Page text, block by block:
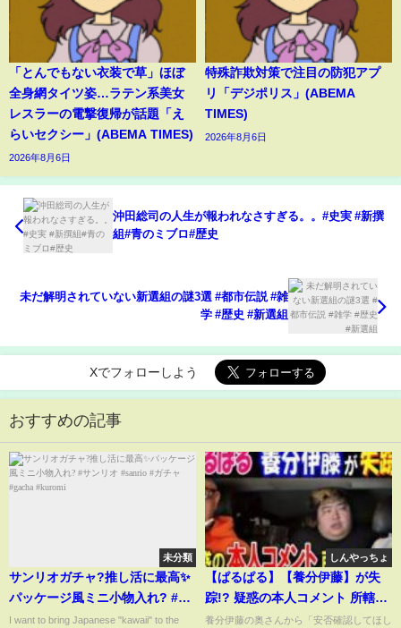
「とんでもない衣装で草」ほぼ
全身網タイツ姿…ラテン系美女
レスラーの電撃復帰が話題「え
らいセクシー」(ABEMA TIMES)
2026年8月6日
特殊詐欺対策で注目の防犯アプ
リ「デジポリス」(ABEMA
TIMES)
2026年8月6日
沖田総司の人生が報われなさすぎる。。#史実 #新撰
組#青のミブロ#歴史
未だ解明されていない新選組の謎3選 #都市伝説 #雑
学 #歴史 #新選組
Xでフォローしよう
おすすめの記事
未分類
サンリオガチャ?推し活に最高✨
パッケージ風ミニ小物入れ? #サ
ンリオ #sanrio #ガチャ #gacha
I want to bring Japanese "kawaii" to the
しんやっちょ
【ぱるぱる】【養分伊藤】が失
踪!? 疑惑の本人コメント 所轄へ
も確認
養分伊藤の奥さんから「安否確認してほし